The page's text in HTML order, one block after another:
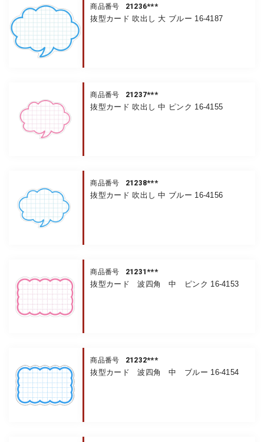
商品番号 21236***
抜型カード 吹出し 大 ブルー 16-4187
商品番号 21237***
抜型カード 吹出し 中 ピンク 16-4155
商品番号 21238***
抜型カード 吹出し 中 ブルー 16-4156
商品番号 21231***
抜型カード 波四角 中 ピンク 16-4153
商品番号 21232***
抜型カード 波四角 中 ブルー 16-4154